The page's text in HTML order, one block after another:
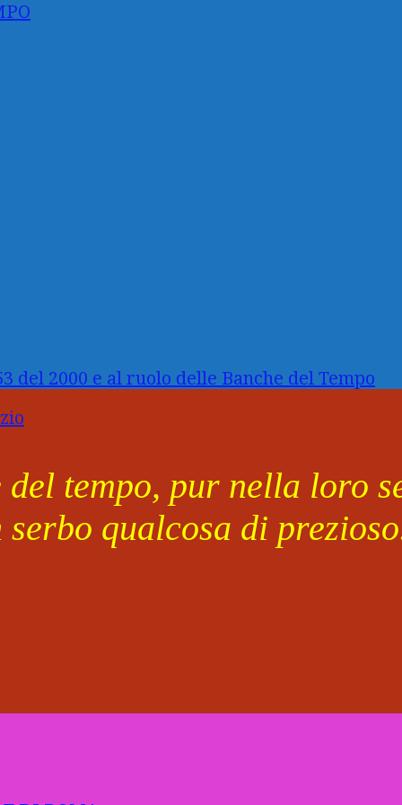
del 2000 e al ruolo delle Banche del Tempo
tempo, pur nella loro
qualcosa di